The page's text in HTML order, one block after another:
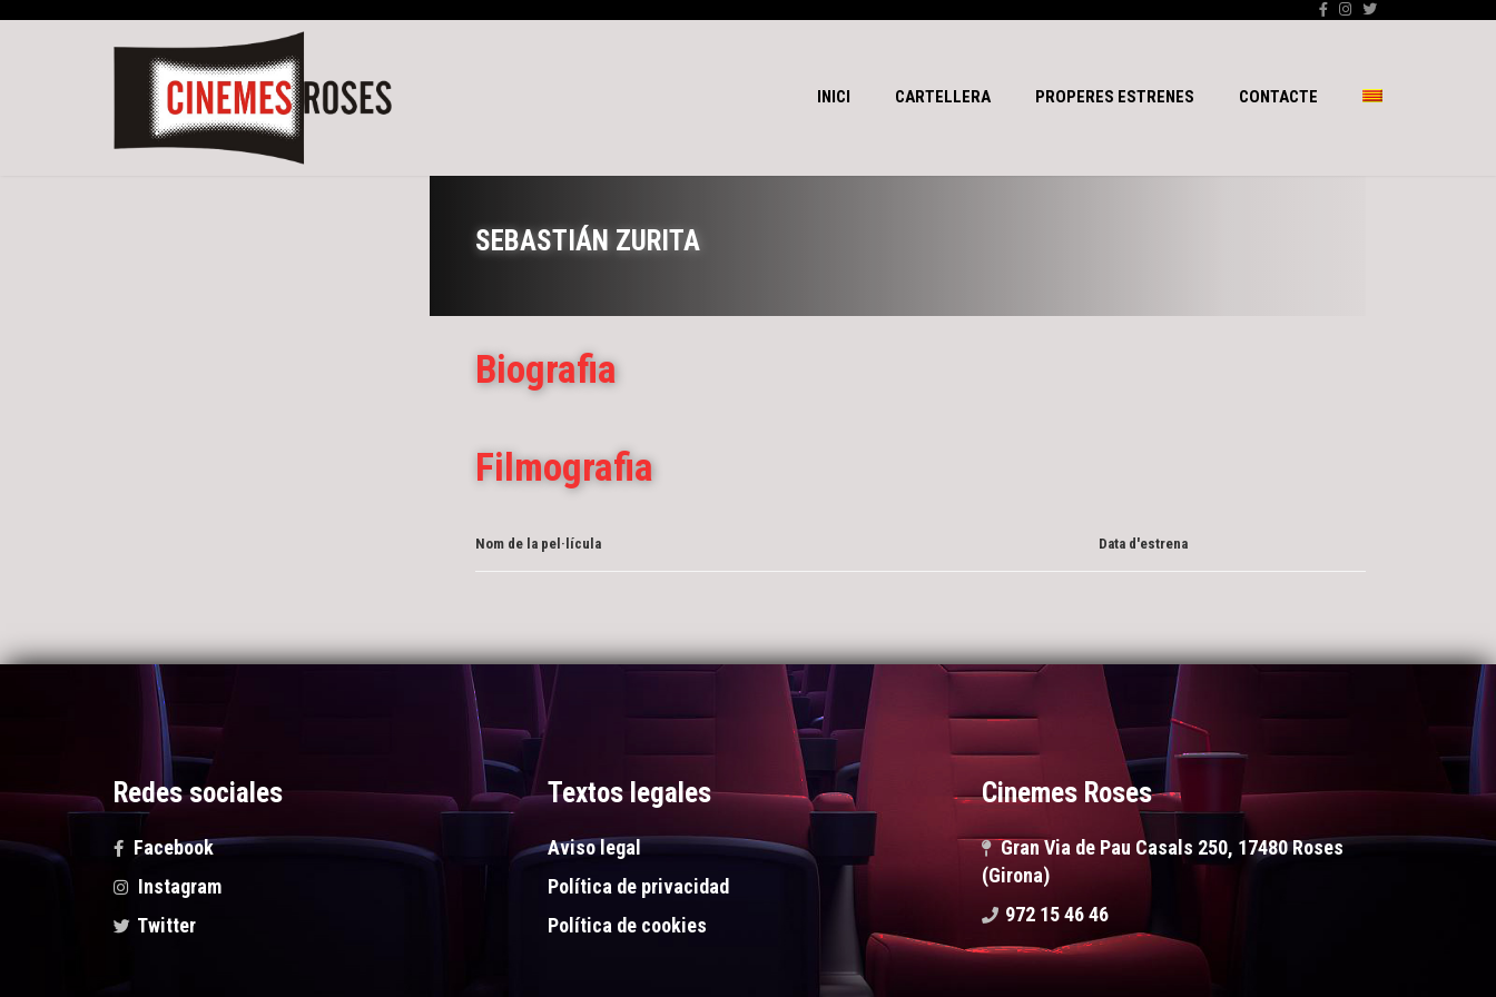
INICI CARTELLERA PROPERES ESTRENES CONTACTE
SEBASTIÁN ZURITA
Biografia
Filmografia
Nom de la pel·lícula Data d'estrena
Redes sociales
Facebook
Instagram
Twitter
Textos legales
Aviso legal
Política de privacidad
Política de cookies
Cinemes Roses
Gran Via de Pau Casals 250, 17480 Roses
(Girona)
972 15 46 46